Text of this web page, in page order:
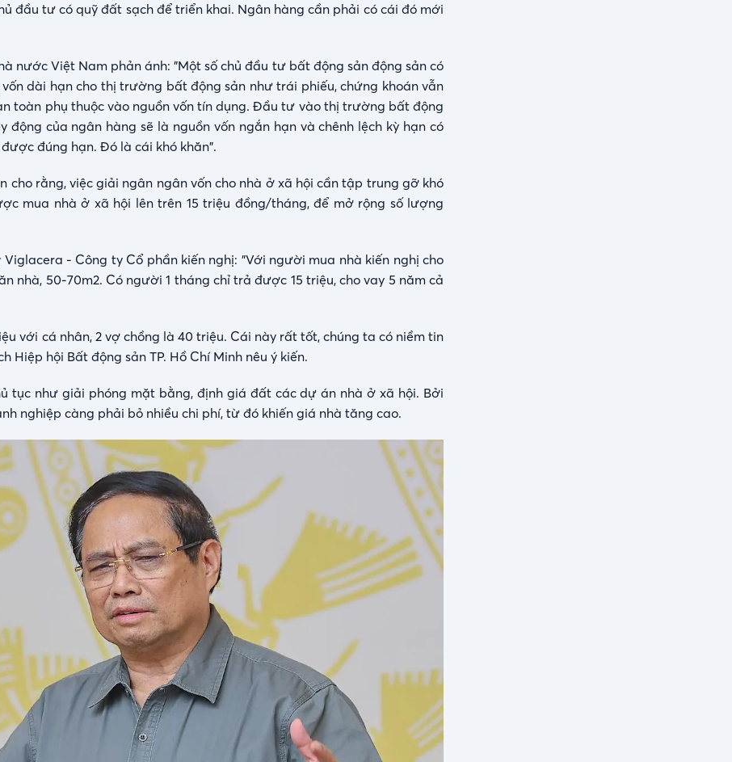
đầu tư có quỹ đất sạch để triển khai. Ngân hàng cần phải có cái đó mới
nước Việt Nam phản ánh: "Một số chủ đầu tư bất động sản động sản có
dài hạn cho thị trường bất động sản như trái phiếu, chứng khoán vẫn
toàn phụ thuộc vào nguồn vốn tín dụng. Đầu tư vào thị trường bất động
của ngân hàng sẽ là nguồn vốn ngắn hạn và chênh lệch kỳ hạn có
đúng hạn. Đó là cái khó khăn".
cho rằng, việc giải ngân ngân vốn cho nhà ở xã hội cần tập trung gỡ khó
mua nhà ở xã hội lên trên 15 triệu đồng/tháng, để mở rộng số lượng
- Công ty Cổ phần kiến nghị: "Với người mua nhà kiến nghị cho
nhà, 50-70m2. Có người 1 tháng chỉ trả được 15 triệu, cho vay 5 năm cả
với cá nhân, 2 vợ chồng là 40 triệu. Cái này rất tốt, chúng ta có niềm tin
hội Bất động sản TP. Hồ Chí Minh nêu ý kiến.
tục như giải phóng mặt bằng, định giá đất các dự án nhà ở xã hội. Bởi
nghiệp càng phải bỏ nhiều chi phí, từ đó khiến giá nhà tăng cao.